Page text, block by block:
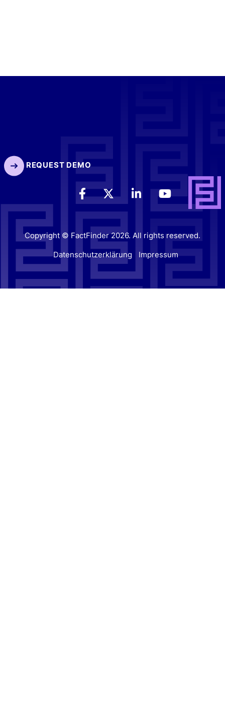
REQUEST DEMO
Copyright © FactFinder 2026. All rights reserved.
Datenschutzerklärung Impressum